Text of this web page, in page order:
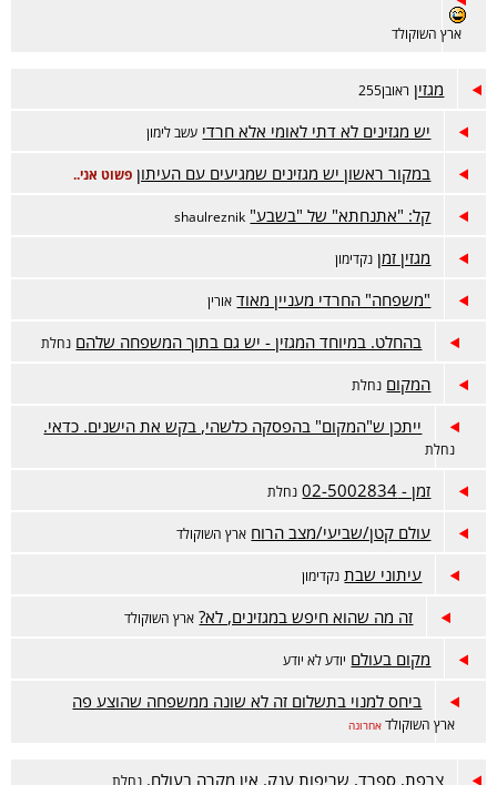
ארץ השוקולד
מגזין ראובן255
יש מגזינים לא דתי לאומי אלא חרדי עשב לימון
במקור ראשון יש מגזינים שמגיעים עם העיתון פשוט אני..
קל: "אתנחתא" של "בשבע" shaulreznik
מגזין זמן נקדימון
"משפחה" החרדי מעניין מאוד אורין
בהחלט. במיוחד המגזין - יש גם בתוך המשפחה שלהם נחלת
המקום נחלת
ייתכן ש"המקום" בהפסקה כלשהי, בקש את הישנים. כדאי.
נחלת
זמן - 02-5002834 נחלת
עולם קטן/שביעי/מצב הרוח ארץ השוקולד
עיתוני שבת נקדימון
זה מה שהוא חיפש במגזינים, לא? ארץ השוקולד
מקום בעולם יודע לא יודע
ביחס למנוי בתשלום זה לא שונה ממשפחה שהוצע פה
ארץ השוקולד אחרונה
צרפת, ספרד, שריפות ענק. אין מקרה בעולם. נחלת